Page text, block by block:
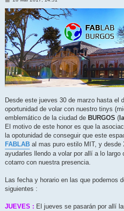
n
s
a
j
e
Desde este jueves 30 de marzo hasta el
oportunidad de volar con nuestro tinys
emblemático de la ciudad de BURGOS (
El motivo de este honor es que la
la opotunidad de conseguir que este
FABLAB al mas puro estilo MIT, y
ayudarles llendo a volar por allí a lo largo
cotarro con nuestra presencia.
Las fecha y horario en las que podemos
siguientes :
JUEVES : El jueves se pasarán por allí